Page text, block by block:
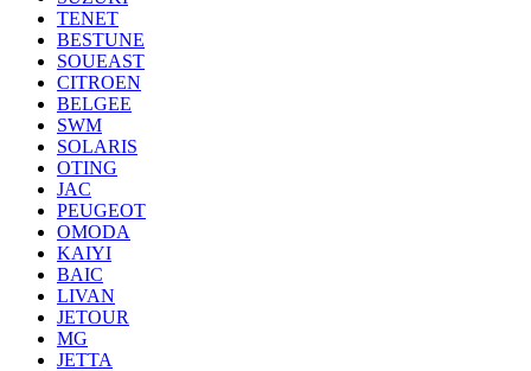
TENET
BESTUNE
SOUEAST
CITROEN
BELGEE
SWM
SOLARIS
OTING
JAC
PEUGEOT
OMODA
KAIYI
BAIC
LIVAN
JETOUR
MG
JETTA